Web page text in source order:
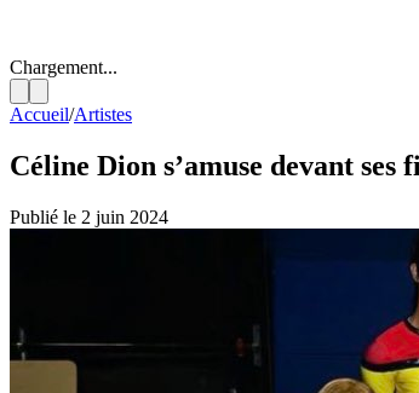
Chargement...
Accueil/Artistes
Céline Dion s’amuse devant
Publié le 2 juin 2024